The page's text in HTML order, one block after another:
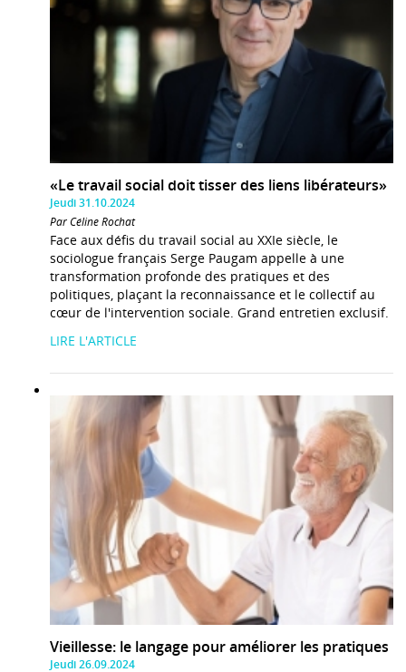
«Le travail social doit tisser des liens libérateurs»
Jeudi 31.10.2024
Par Céline Rochat
Face aux défis du travail social au XXIe siècle, le
sociologue français Serge Paugam appelle à une
transformation profonde des pratiques et des
politiques, plaçant la reconnaissance et le collectif au
cœur de l'intervention sociale. Grand entretien exclusif.
LIRE L'ARTICLE
Vieillesse: le langage pour améliorer les pratiques
Jeudi 26.09.2024